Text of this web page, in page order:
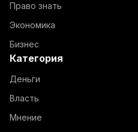
Право знать
Экономика
Бизнес
Категория
Деньги
Власть
Мнение